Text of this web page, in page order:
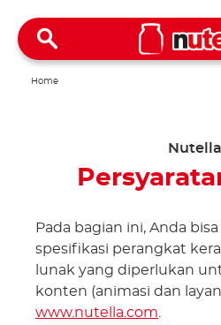
Home
Nutella
Pada bagian ini, Anda
spesifikasi perangkat
lunak yang diperlukan
konten (animasi dan
www.nutella.com